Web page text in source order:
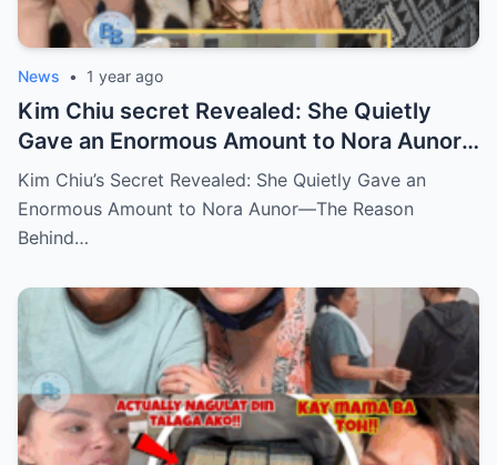
News • 1 year ago
Kim Chiu secret Revealed: She Quietly
Gave an Enormous Amount to Nora Aunor
—The Reason Behind It Will Break Your
Heart!
Kim Chiu’s Secret Revealed: She Quietly Gave an
Enormous Amount to Nora Aunor—The Reason
Behind…